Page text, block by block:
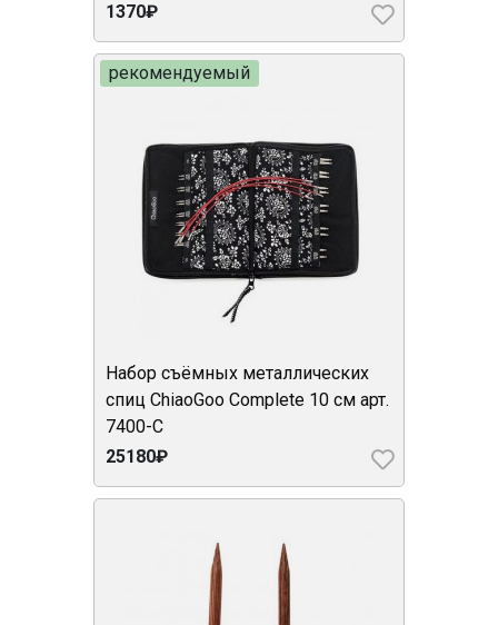
1370₽
Набор съёмных металлических
спиц ChiaoGoo Complete 10 см арт.
7400-C
25180₽
рекомендуемый